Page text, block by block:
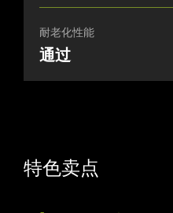
耐老化性能
通过
特色卖点